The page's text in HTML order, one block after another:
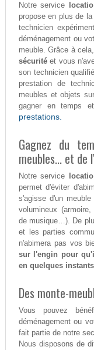
Notre service
propose en plus de
technicien
déménagement ou
meuble. Grâce à
sécuritéet vous
son technicien
prestation de
meubles et objets
gagner en temps
prestations.
Gagnez du
meubles... et de
Notre service
permet d'éviter
s'agisse d'un
volumineux
de musique…). De
et les parties
n'abimera pas vos
sur l'engin pour
en quelques
Des monte-
Vous pouvez
déménagement ou
fait partie de notre
Nous disposons de